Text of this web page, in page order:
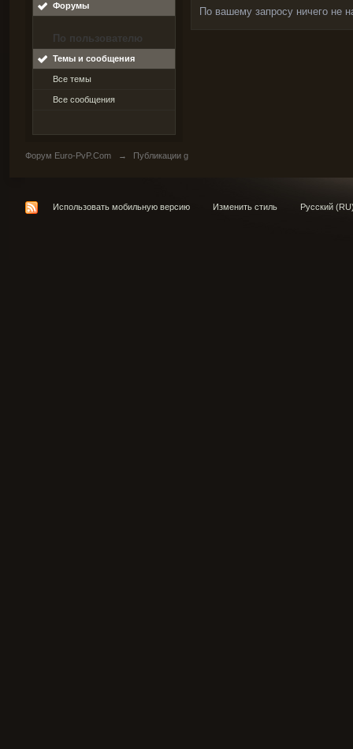
Форумы
По пользователю
Темы и сообщения
Все темы
Все сообщения
По вашему запросу ничего не
Форум Euro-PvP.Com → Публикации g
Использовать мобильную версию Изменить стиль Русский